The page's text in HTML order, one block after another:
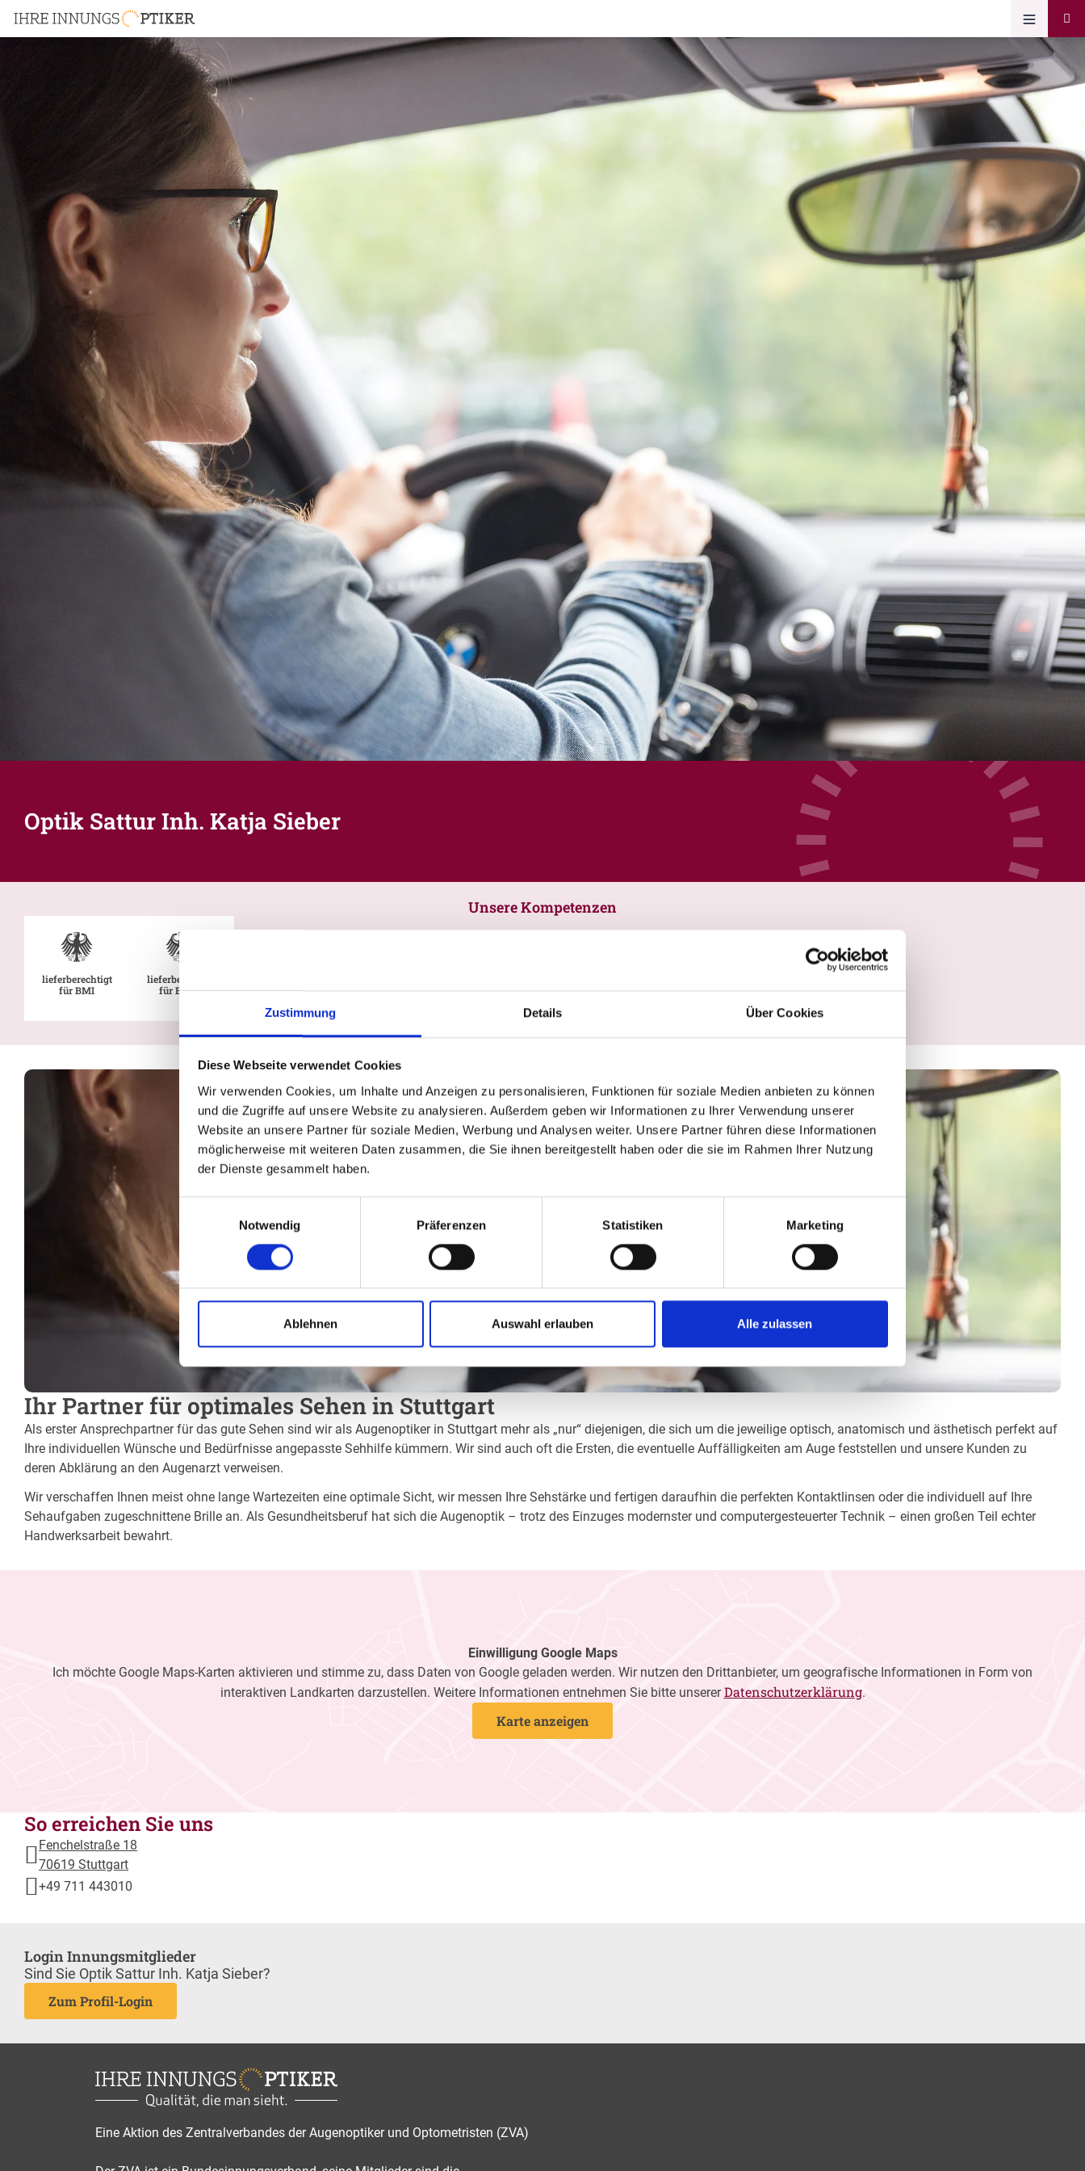
Zustimmung Details Über Cookies
Diese Webseite verwendet Cookies
Wir verwenden Cookies, um Inhalte und Anzeigen zu personalisieren, Funktionen für soziale Medien anbieten zu können
und die Zugriffe auf unsere Website zu analysieren. Außerdem geben wir Informationen zu Ihrer Verwendung unserer
Website an unsere Partner für soziale Medien, Werbung und Analysen weiter. Unsere Partner führen diese Informationen
möglicherweise mit weiteren Daten zusammen, die Sie ihnen bereitgestellt haben oder die sie im Rahmen Ihrer Nutzung
der Dienste gesammelt haben.
Notwendig
Präferenzen Statistiken Marketing
Ablehnen Auswahl erlauben Alle zulassen
Optik Sattur Inh. Katja Sieber
Unsere Kompetenzen
lieferberechtigt
für BMI
lieferberechtigt
für BMVg
Ihr Partner für optimales Sehen in Stuttgart
Als erster Ansprechpartner für das gute Sehen sind wir als Augenoptiker in Stuttgart mehr als „nur“ diejenigen, die sich um die jeweilige optisch, anatomisch und ästhetisch perfekt auf
Ihre individuellen Wünsche und Bedürfnisse angepasste Sehhilfe kümmern. Wir sind auch oft die Ersten, die eventuelle Auffälligkeiten am Auge feststellen und unsere Kunden zu
deren Abklärung an den Augenarzt verweisen.
Wir verschaffen Ihnen meist ohne lange Wartezeiten eine optimale Sicht, wir messen Ihre Sehstärke und fertigen daraufhin die perfekten Kontaktlinsen oder die individuell auf Ihre
Sehaufgaben zugeschnittene Brille an. Als Gesundheitsberuf hat sich die Augenoptik – trotz des Einzuges modernster und computergesteuerter Technik – einen großen Teil echter
Handwerksarbeit bewahrt.
Einwilligung Google Maps
Ich möchte Google Maps-Karten aktivieren und stimme zu, dass Daten von Google geladen werden. Wir nutzen den Drittanbieter, um geografische Informationen in Form von
interaktiven Landkarten darzustellen. Weitere Informationen entnehmen Sie bitte unsererDatenschutzerklärung.
Karte anzeigen
So erreichen Sie uns
Fenchelstraße 18
70619 Stuttgart
+49 711 443010
Login Innungsmitglieder
Sind Sie Optik Sattur Inh. Katja Sieber?
Zum Profil-Login
Eine Aktion des Zentralverbandes der Augenoptiker und Optometristen (ZVA)